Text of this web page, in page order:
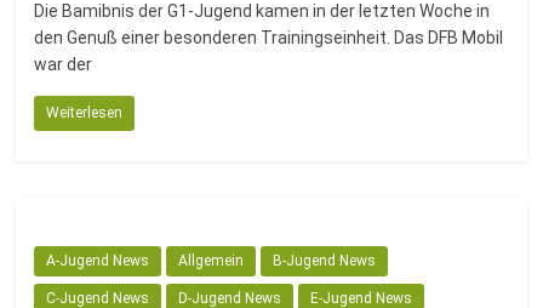
Die Bamibnis der G1-Jugend kamen in der letzten Woche in
den Genuß einer besonderen Trainingseinheit. Das DFB Mobil
war der
Weiterlesen
A-Jugend News Allgemein B-Jugend News
C-Jugend News D-Jugend News E-Jugend News